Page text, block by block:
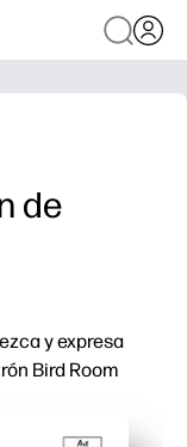
de
y expresa
Bird Room